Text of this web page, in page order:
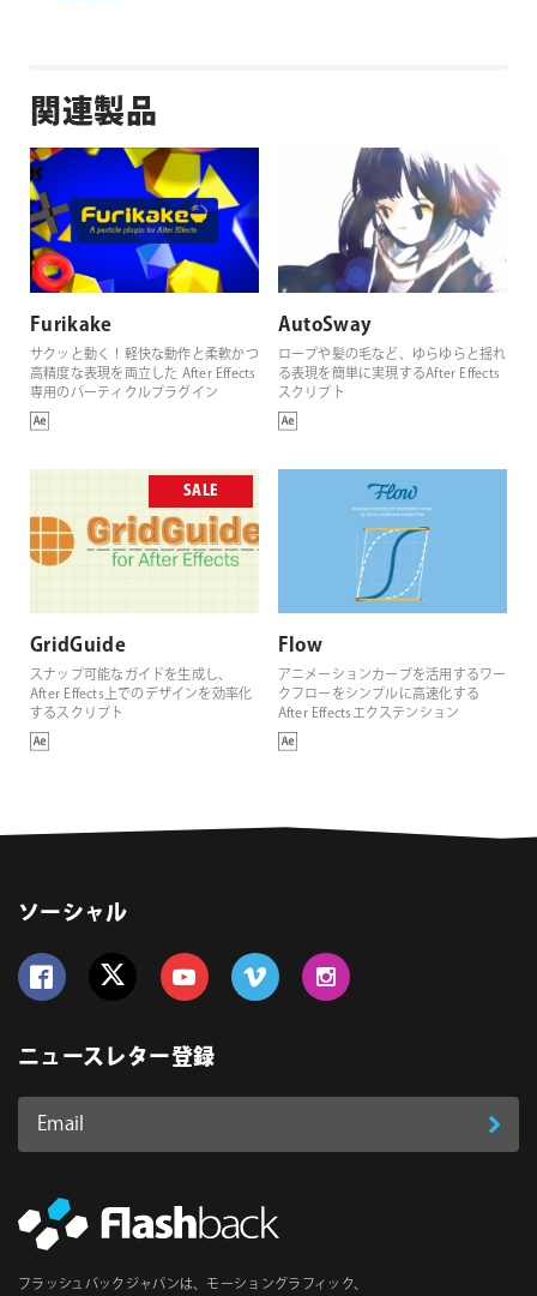
関連製品
Furikake
サクッと動く！軽快な動作と柔軟かつ
高精度な表現を両立した After Effects
専用のパーティクルプラグイン
AutoSway
ロープや髪の毛など、ゆらゆらと揺れ
る表現を簡単に実現するAfter Effects
スクリプト
SALE
GridGuide
スナップ可能なガイドを生成し、
After Effects上でのデザインを効率化
するスクリプト
Flow
アニメーションカーブを活用するワー
クフローをシンプルに高速化する
After Effectsエクステンション
ソーシャル
ニュースレター登録
Email
ス
必
登
フラッシュバックジャパンは、モーショングラフィック、